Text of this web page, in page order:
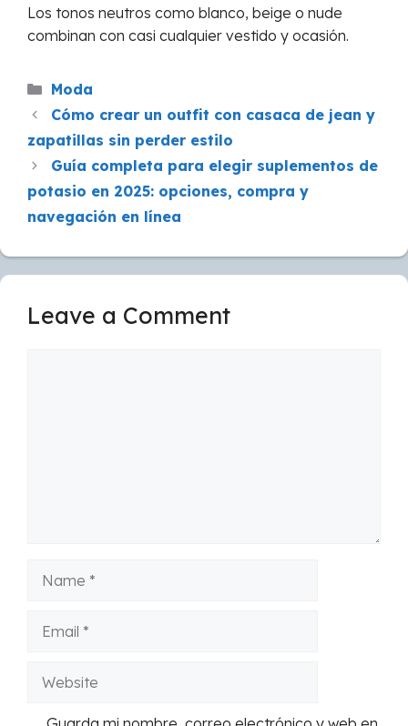
Los tonos neutros como blanco, beige o nude
combinan con casi cualquier vestido y ocasión.
Categories
Moda
Cómo crear un outfit con casaca de jean y
zapatillas sin perder estilo
Guía completa para elegir suplementos de
potasio en 2025: opciones, compra y
navegación en línea
Leave a Comment